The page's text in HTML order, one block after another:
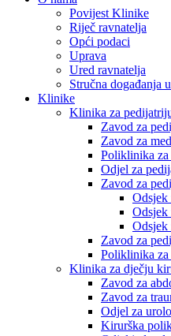
Povijest Klinike
Riječ ravnatelja
Opći podaci
Uprava
Ured ravnatelja
Stručna događanja
Klinike
Klinika za
Zavod za
Zavod za
Poliklinika
Odjel za
Zavod za
Odsjek
Odsjek
Zavod za
Poliklinika za
Klinika za dječju
Zavod za
Zavod za
Odjel za
Kirurška